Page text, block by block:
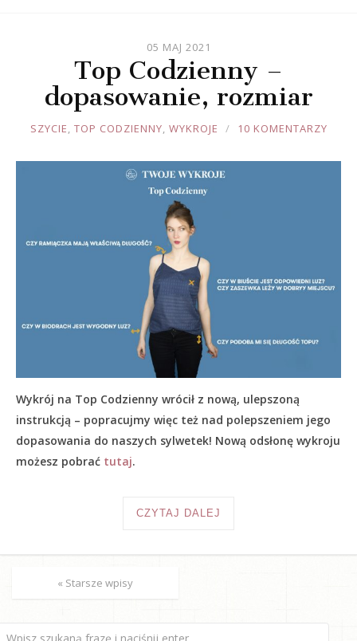
05 MAJ 2021
Top Codzienny –
dopasowanie, rozmiar
JOULE
SZYCIE, TOP CODZIENNY, WYKROJE 10 KOMENTARZY
Wykrój na Top Codzienny wrócił z nową, ulepszoną
instrukcją – popracujmy więc też nad polepszeniem jego
dopasowania do naszych sylwetek! Nową odsłonę wykroju
możesz pobrać tutaj.
CZYTAJ DALEJ
« Starsze wpisy